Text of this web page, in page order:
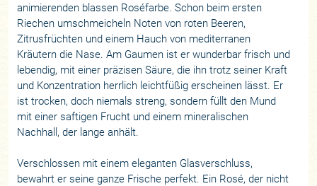
animierenden blassen Roséfarbe. Schon beim ersten
Riechen umschmeicheln Noten von roten Beeren,
Zitrusfrüchten und einem Hauch von mediterranen
Kräutern die Nase. Am Gaumen ist er wunderbar frisch und
lebendig, mit einer präzisen Säure, die ihn trotz seiner Kraft
und Konzentration herrlich leichtfüßig erscheinen lässt. Er
ist trocken, doch niemals streng, sondern füllt den Mund
mit einer saftigen Frucht und einem mineralischen
Nachhall, der lange anhält.
Verschlossen mit einem eleganten Glasverschluss,
bewahrt er seine ganze Frische perfekt. Ein Rosé, der nicht